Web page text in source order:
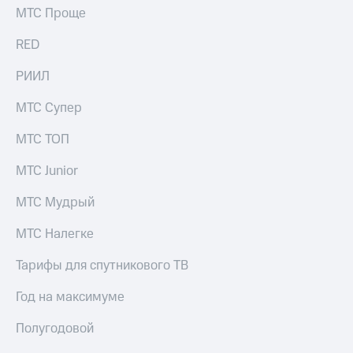
выкупа
акций
Еврооблигации-2023
о
именных
Другое
Регистратор
Контакты
деловая этика
МТС Проще
RED
РИИЛ
МТС Супер
МТС ТОП
МТС Junior
МТС Мудрый
МТС Налегке
Тарифы для спутникового ТВ
Год на максимуме
Полугодовой